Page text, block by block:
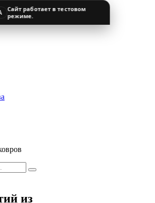
из
Сайт работает в тестовом
режиме.